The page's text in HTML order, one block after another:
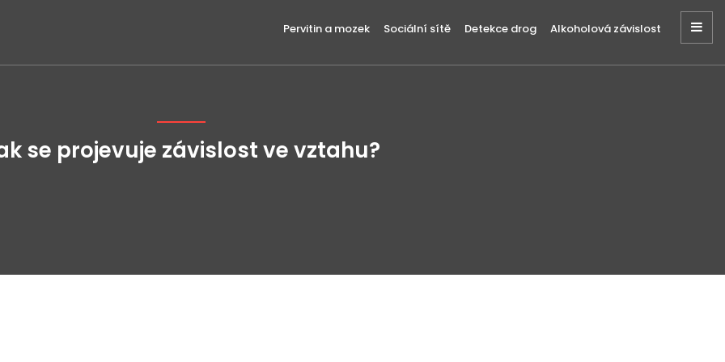
Pervitin a mozek Sociální sítě Detekce drog Alkoholová závislost
se projevuje závislost ve vztahu?